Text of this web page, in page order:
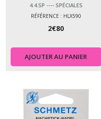
4.4.SP ---- SPÉCIALES
RÉFÉRENCE : HLX590
2€80
AJOUTER AU PANIER